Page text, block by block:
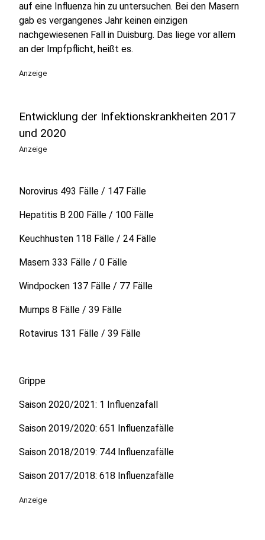
auf eine Influenza hin zu untersuchen. Bei den Masern
gab es vergangenes Jahr keinen einzigen
nachgewiesenen Fall in Duisburg. Das liege vor allem
an der Impfpflicht, heißt es.
Anzeige
Entwicklung der Infektionskrankheiten 2017
und 2020
Anzeige
Norovirus 493 Fälle / 147 Fälle
Hepatitis B 200 Fälle / 100 Fälle
Keuchhusten 118 Fälle / 24 Fälle
Masern 333 Fälle / 0 Fälle
Windpocken 137 Fälle / 77 Fälle
Mumps 8 Fälle / 39 Fälle
Rotavirus 131 Fälle / 39 Fälle
Grippe
Saison 2020/2021: 1 Influenzafall
Saison 2019/2020: 651 Influenzafälle
Saison 2018/2019: 744 Influenzafälle
Saison 2017/2018: 618 Influenzafälle
Anzeige